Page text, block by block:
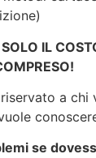
IL
a
se